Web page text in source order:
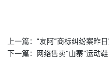
上一篇： “友阿”商标纠纷案昨
下一篇：
网络售卖“山寨”运动